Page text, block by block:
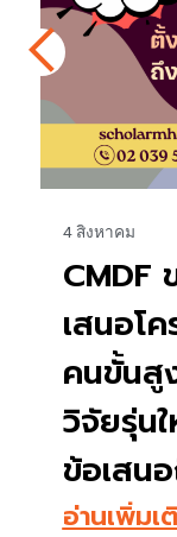
4 สิงหาคม
CMDF
เสนอโ
คนขั้นสู
วิจัยรุ่น
ข้อเสน
อ่านเพิ่มเ